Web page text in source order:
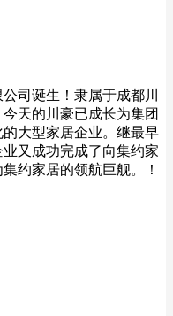
司诞生！隶属于成都川
天的川豪已成长为集团
大型家居企业。继最早
又成功完成了向集约家
约家居的领航巨舰。！